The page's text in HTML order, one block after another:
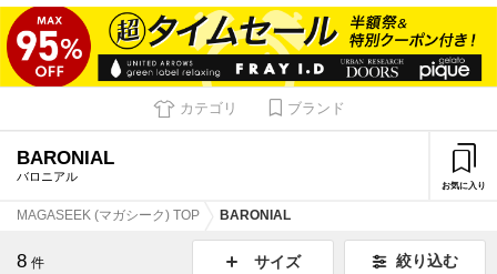
カテゴリ ブランド
BARONIAL
バロニアル
お気に入り
MAGASEEK (マガシーク) TOP BARONIAL
8 件 サイズ 絞り込む